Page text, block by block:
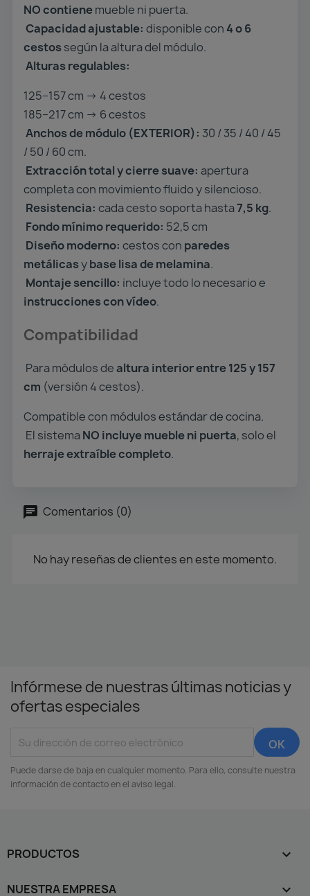
NO contienemueble ni puerta.
Capacidad ajustable: disponible con 4 o 6
cestossegún la altura del módulo.
Alturas regulables:
125–157 cm → 4 cestos
185–217 cm → 6 cestos
Anchos de módulo (EXTERIOR): 30 / 35 / 40 / 45
/ 50 / 60 cm.
Extracción total y cierre suave: apertura
completa con movimiento fluido y silencioso.
Resistencia: cada cesto soporta hasta7,5 kg.
Fondo mínimo requerido: 52,5 cm
Diseño moderno: cestos con paredes
metálicasybase lisa de melamina.
Montaje sencillo: incluye todo lo necesario e
instrucciones con vídeo.
Compatibilidad
Para módulos dealtura interior entre 125 y 157
cm (versión 4 cestos).
Compatible con módulos estándar de cocina.
El sistemaNO incluye mueble ni puerta, solo el
herraje extraíble completo.
Comentarios (0)
No hay reseñas de clientes en este momento.
Infórmese de nuestras últimas noticias y
ofertas especiales
Puede darse de baja en cualquier momento. Para ello, consulte nuestra
información de contacto en el aviso legal.
PRODUCTOS 
NUESTRA EMPRESA 